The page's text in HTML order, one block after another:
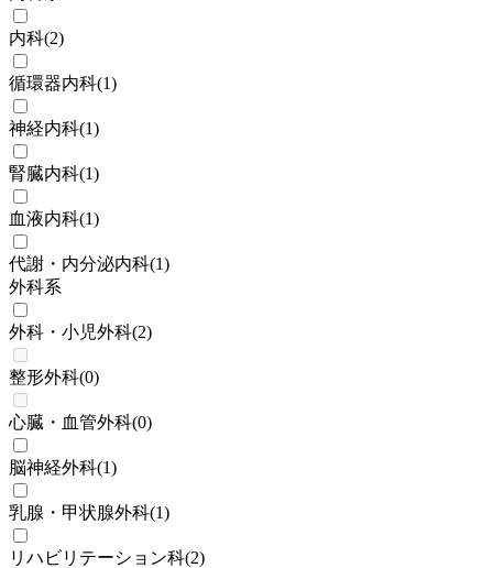
内科(2)
循環器内科(1)
神経内科(1)
腎臓内科(1)
血液内科(1)
代謝・内分泌内科(1)
外科系
外科・小児外科(2)
整形外科(0)
心臓・血管外科(0)
脳神経外科(1)
乳腺・甲状腺外科(1)
リハビリテーション科(2)